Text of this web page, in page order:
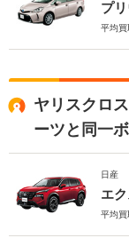
プ
平均買
ヤリスクロ
ーツと同一
日産
エ
平均買